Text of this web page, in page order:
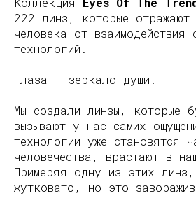
222 линз, которые отражают
человека от взаимодействия
технологий.
Глаза - зеркало души.
Мы создали линзы, которые
вызывают у нас самих
технологии уже становятся
человечества, врастают в
Примеряя одну из этих линз,
жутковато, но это